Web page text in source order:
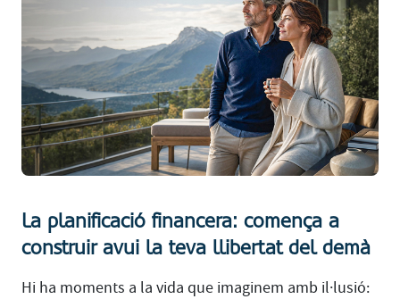
La planificació financera: comença a
construir avui la teva llibertat del demà
Hi ha moments a la vida que imaginem amb il·lusió: